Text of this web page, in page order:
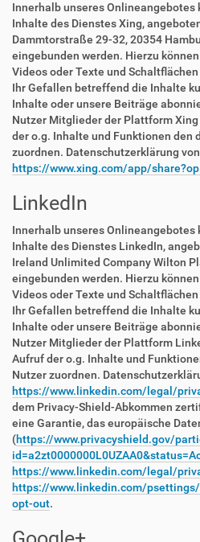
Innerhalb unseres Onlineangebotes
Inhalte des Dienstes Xing,
Dammtorstraße 29-32, 20354
eingebunden werden. Hierzu
Videos oder Texte und
Ihr Gefallen betreffend die Inhalte
Inhalte oder unsere Beiträge
Nutzer Mitglieder der Plattform
der o.g. Inhalte und Funktionen den
zuordnen. Datenschutzerklärung
https://www.xing.com/app/
LinkedIn
Innerhalb unseres Onlineangebotes
Inhalte des Dienstes LinkedIn,
Ireland Unlimited Company Wilton
eingebunden werden. Hierzu
Videos oder Texte und
Ihr Gefallen betreffend die Inhalte
Inhalte oder unsere Beiträge
Nutzer Mitglieder der Plattform
Aufruf der o.g. Inhalte und
Nutzer zuordnen.
https://www.linkedin.com/legal/
dem Privacy-Shield-Abkommen
eine Garantie, das europäische
(https://www.privacyshield.gov/
https://www.linkedin.com/legal/
https://www.linkedin.com/
opt-out.